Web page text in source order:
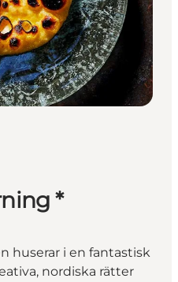
*
huserar i en fantastisk
nordiska rätter